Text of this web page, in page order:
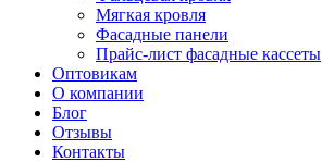
Мягкая кровля
Фасадные панели
Прайс-лист фасадные кассеты
Оптовикам
О компании
Блог
Отзывы
Контакты